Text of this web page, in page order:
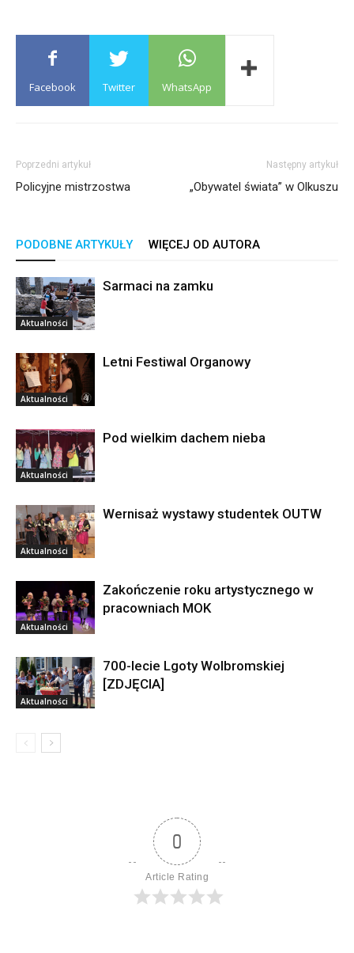
Facebook Twitter WhatsApp
Poprzedni artykuł
Policyjne mistrzostwa
Następny artykuł
„Obywatel świata” w Olkuszu
PODOBNE ARTYKUŁY WIĘCEJ OD AUTORA
Aktualności
Sarmaci na zamku
Aktualności
Letni Festiwal Organowy
Aktualności
Pod wielkim dachem nieba
Aktualności
Wernisaż wystawy studentek OUTW
Aktualności
Zakończenie roku artystycznego w
pracowniach MOK
Aktualności
700-lecie Lgoty Wolbromskiej
[ZDJĘCIA]
0
Article Rating